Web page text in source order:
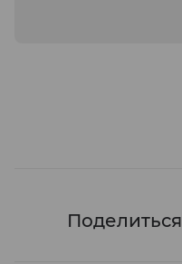
Поделиться